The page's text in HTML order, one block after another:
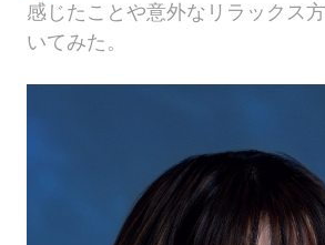
感じたことや意外なリラックス
いてみた。